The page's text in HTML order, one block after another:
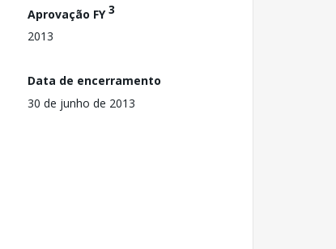
Aprovação FY3
2013
Data de encerramento
30 de junho de 2013